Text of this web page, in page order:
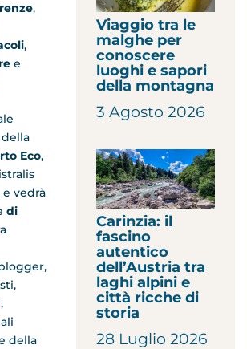
,
,
e
Eco,
vedrà
di
della
Viaggio tra le
malghe per
conoscere
luoghi e sapori
della montagna
3 Agosto 2026
Carinzia: il
fascino
autentico
dell’Austria tra
laghi alpini e
città ricche di
storia
28 Luglio 2026